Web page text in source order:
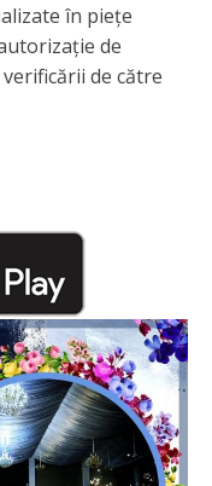
în piețe
de
de către